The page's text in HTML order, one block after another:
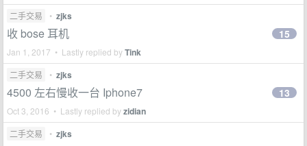
二手交易 • zjks
收 bose 耳机
Jan 1, 2017 • Lastly replied byTink
15
二手交易 • zjks
4500 左右慢收一台 Iphone7
Oct 3, 2016 • Lastly replied byzidian
13
二手交易 • zjks